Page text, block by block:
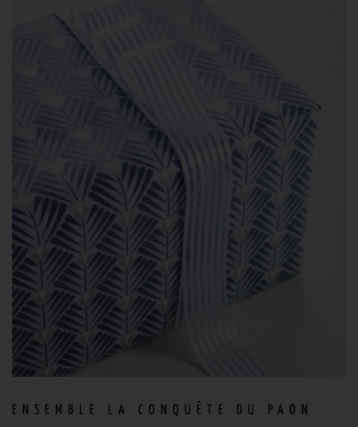
ENSEMBLE LA CONQUÊTE DU PAON